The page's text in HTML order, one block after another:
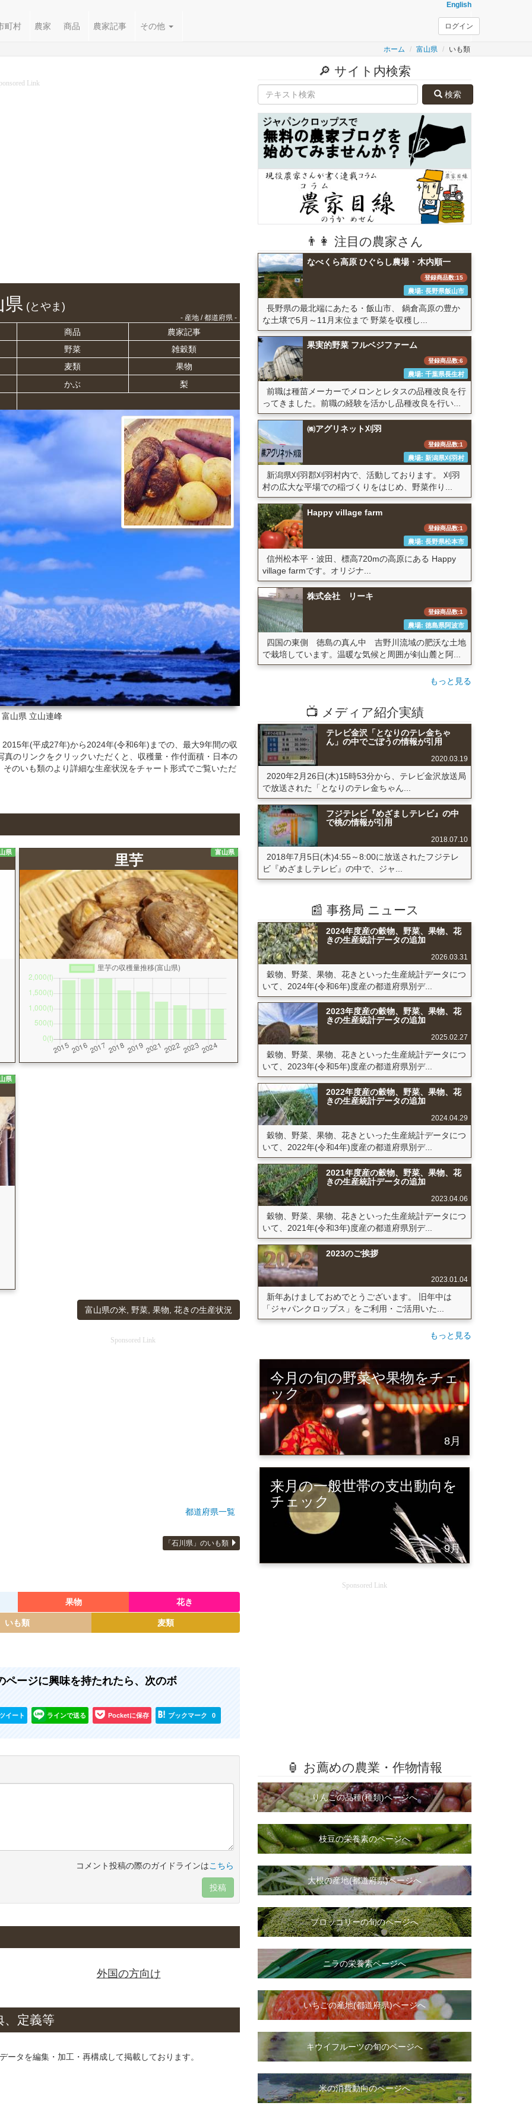
English
町村 農家 商品 農家記事 その他 ログイン
ホーム 富山県 いも類
Link
県(とやま)
- 産地 / 都道府県 -
商品
農家記事
野菜
雑穀類
麦類
果物
かぶ
梨
山県 立山連峰
年(平成27年)から2024年(令和6年)までの、最大9年間の収
のリンクをクリックいただくと、収穫量・作付面積・日本の
のいも類のより詳細な生産状況をチャート形式でご覧いただ
県 富山県
里芋
県
富山県の米, 野菜, 果物, 花きの生産状況
Sponsored Link
都道府県一覧
「石川県」のいも類
果物 花き
いも類 麦類
ージに興味を持たれたら、次のボ
イート ラインで送る Pocketに保存 ブックマーク 0
コメント投稿の際のガイドラインはこちら
投稿
外国の方向け
、定義等
タを編集・加工・再構成して掲載しております。
🔎 サイト内検索
検索
👨👩 注目の農家さん
なべくら高原 ひぐらし農場・木内順一
登録商品数:15
農場: 長野県飯山市
長野県の最北端にあたる・飯山市、 鍋倉高原の豊か
な土壌で5月～11月末位まで 野菜を収穫し...
果実的野菜 フルベジファーム
登録商品数:6
農場: 千葉県長生村
前職は種苗メーカーでメロンとレタスの品種改良を行
ってきました。前職の経験を活かし品種改良を行い...
㈱アグリネット刈羽
登録商品数:1
農場: 新潟県刈羽村
新潟県刈羽郡刈羽村内で、活動しております。 刈羽
村の広大な平場での稲づくりをはじめ、野菜作り...
Happy village farm
登録商品数:1
農場: 長野県松本市
信州松本平・波田、標高720mの高原にある Happy
village farmです。オリジナ...
株式会社 リーキ
登録商品数:1
農場: 徳島県阿波市
四国の東側 徳島の真ん中 吉野川流域の肥沃な土地
で栽培しています。温暖な気候と周囲が剣山麓と阿...
もっと見る
📺 メディア紹介実績
テレビ金沢「となりのテレ金ちゃ
ん」の中でごぼうの情報が引用
2020.03.19
2020年2月26日(木)15時53分から、テレビ金沢放送局
で放送された「となりのテレ金ちゃん...
フジテレビ『めざましテレビ』の中
で桃の情報が引用
2018.07.10
2018年7月5日(木)4:55～8:00に放送されたフジテレ
ビ『めざましテレビ』の中で、ジャ...
📰 事務局 ニュース
2024年度産の穀物、野菜、果物、花
きの生産統計データの追加
2026.03.31
穀物、野菜、果物、花きといった生産統計データにつ
いて、2024年(令和6年)度産の都道府県別デ...
2023年度産の穀物、野菜、果物、花
きの生産統計データの追加
2025.02.27
穀物、野菜、果物、花きといった生産統計データにつ
いて、2023年(令和5年)度産の都道府県別デ...
2022年度産の穀物、野菜、果物、花
きの生産統計データの追加
2024.04.29
穀物、野菜、果物、花きといった生産統計データにつ
いて、2022年(令和4年)度産の都道府県別デ...
2021年度産の穀物、野菜、果物、花
きの生産統計データの追加
2023.04.06
穀物、野菜、果物、花きといった生産統計データにつ
いて、2021年(令和3年)度産の都道府県別デ...
2023のご挨拶
2023.01.04
新年あけましておめでとうございます。 旧年中は
「ジャパンクロップス」をご利用・ご活用いた...
もっと見る
今月の旬の野菜や果物をチェ
ック
8月
来月の一般世帯の支出動向を
チェック
9月
Sponsored Link
🏮 お薦めの農業・作物情報
りんごの品種(種類)ページへ
枝豆の栄養素のページへ
大根の産地(都道府県)ページへ
ブロッコリーの旬のページへ
ニラの栄養素ページへ
いちごの産地(都道府県)ページへ
キウイフルーツの旬のページへ
米の消費動向のページへ